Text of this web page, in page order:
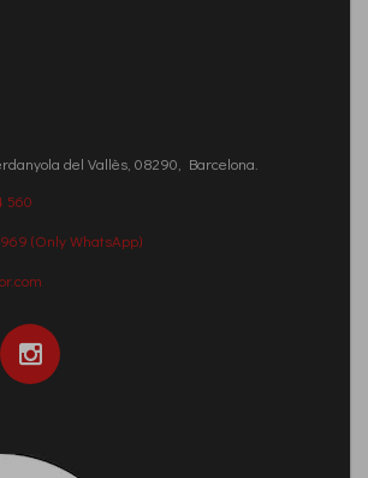
del Vallès, 08290, Barcelona.
560
(Only WhatsApp)